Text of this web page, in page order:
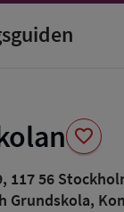
favorite
, 11756
Grundskola,